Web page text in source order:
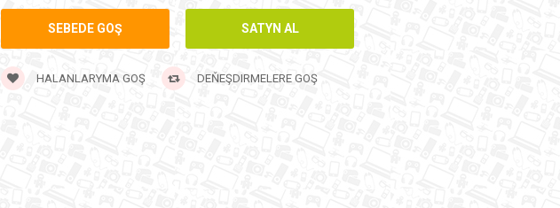
HALANLARYMA GOŞ DEŇEŞDIRMELERE GOŞ